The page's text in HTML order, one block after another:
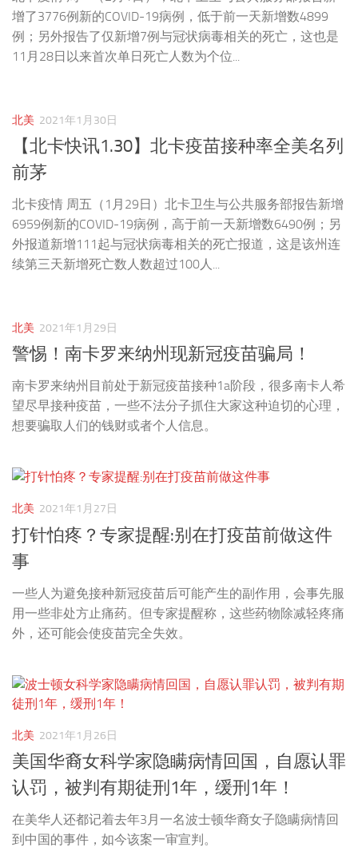
增了3776例新的COVID-19病例，低于前一天新增数4899
例；另外报告了仅新增7例与冠状病毒相关的死亡，这也是
11月28日以来首次单日死亡人数为个位...
北美 2021年1月30日
【北卡快讯1.30】北卡疫苗接种率全美名列
前茅
北卡疫情 周五（1月29日）北卡卫生与公共服务部报告新增
6959例新的COVID-19病例，高于前一天新增数6490例；另
外报道新增111起与冠状病毒相关的死亡报道，这是该州连
续第三天新增死亡数人数超过100人...
北美 2021年1月29日
警惕！南卡罗来纳州现新冠疫苗骗局！
南卡罗来纳州目前处于新冠疫苗接种1a阶段，很多南卡人希
望尽早接种疫苗，一些不法分子抓住大家这种迫切的心理，
想要骗取人们的钱财或者个人信息。
北美 2021年1月27日
打针怕疼？专家提醒:别在打疫苗前做这件
事
一些人为避免接种新冠疫苗后可能产生的副作用，会事先服
用一些非处方止痛药。但专家提醒称，这些药物除减轻疼痛
外，还可能会使疫苗完全失效。
北美 2021年1月26日
美国华裔女科学家隐瞒病情回国，自愿认罪
认罚，被判有期徒刑1年，缓刑1年！
在美华人还都记着去年3月一名波士顿华裔女子隐瞒病情回
到中国的事件，如今该案一审宣判。